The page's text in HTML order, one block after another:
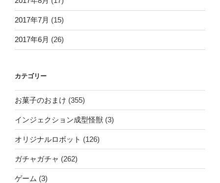
2017年7月 (15)
2017年6月 (26)
カテゴリー
お菓子のおまけ (355)
インジェクション成型怪獣 (3)
オリジナルロボット (126)
ガチャガチャ (262)
ゲーム (3)